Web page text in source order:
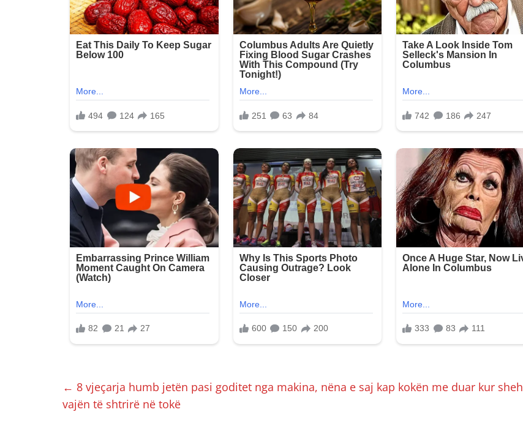
← 8 vjeçarja humb jetën pasi goditet nga makina, nëna e saj kap kokën me duar kur sheh
vajën të shtrirë në tokë